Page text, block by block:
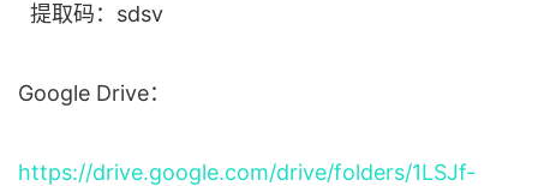
提取码：sdsv
Google Drive：
https://drive.google.com/drive/folders/1LSJf-